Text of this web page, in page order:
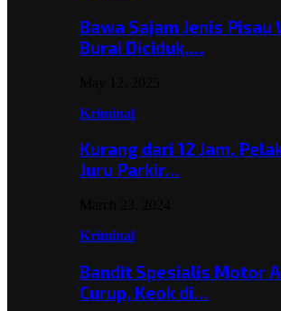
Bawa Sajam Jenis Pisau
Burai Diciduk,…
Kriminal
Kurang dari 12 Jam,
Juru Parkir…
Kriminal
Bandit Spesialis Motor
Curup, Keok di…